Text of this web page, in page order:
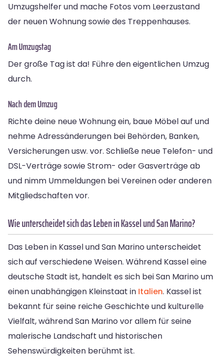
Umzugshelfer und mache Fotos vom Leerzustand
der neuen Wohnung sowie des Treppenhauses.
Am Umzugstag
Der große Tag ist da! Führe den eigentlichen Umzug
durch.
Nach dem Umzug
Richte deine neue Wohnung ein, baue Möbel auf und
nehme Adressänderungen bei Behörden, Banken,
Versicherungen usw. vor. Schließe neue Telefon- und
DSL-Verträge sowie Strom- oder Gasverträge ab
und nimm Ummeldungen bei Vereinen oder anderen
Mitgliedschaften vor.
Wie unterscheidet sich das Leben in Kassel und San Marino?
Das Leben in Kassel und San Marino unterscheidet
sich auf verschiedene Weisen. Während Kassel eine
deutsche Stadt ist, handelt es sich bei San Marino um
einen unabhängigen Kleinstaat in Italien. Kassel ist
bekannt für seine reiche Geschichte und kulturelle
Vielfalt, während San Marino vor allem für seine
malerische Landschaft und historischen
Sehenswürdigkeiten berühmt ist.